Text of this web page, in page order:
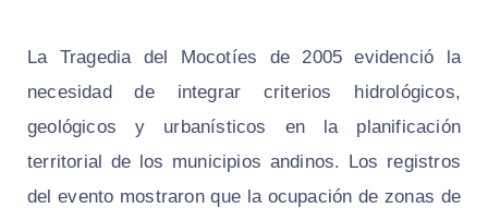
La Tragedia del Mocotíes de 2005 evidenció la
necesidad de integrar criterios hidrológicos,
geológicos y urbanísticos en la planificación
territorial de los municipios andinos. Los registros
del evento mostraron que la ocupación de zonas de